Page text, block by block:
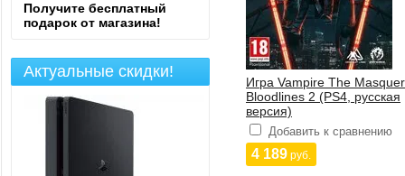
Получите бесплатный
подарок от магазина!
Актуальные скидки!
Игра Vampire The
Bloodlines 2 (PS4, русская
версия)
Добавить к сравнению
4 189 руб.